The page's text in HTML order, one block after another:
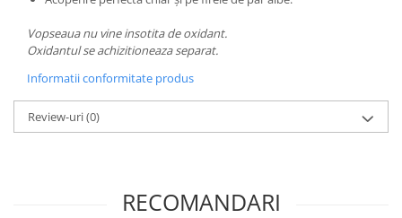
Vopseaua nu vine insotita de oxidant.
Oxidantul se achizitioneaza separat.
Informatii conformitate produs
Review-uri(0)
RECOMANDARI